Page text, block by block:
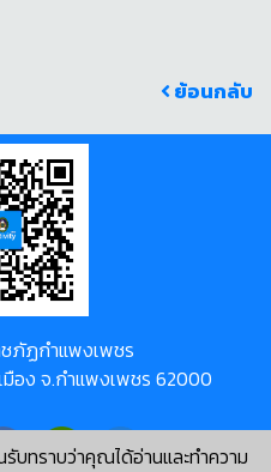
ย้อนกลับ
บทราบว่าคุณได้อ่านและทำความ
ภัฏกำแพงเพชร
มือง จ.กำแพงเพชร 62000